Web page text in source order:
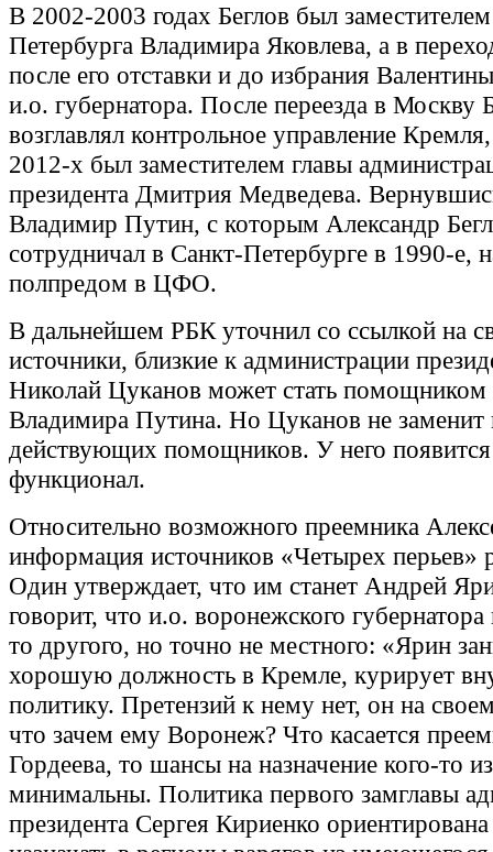
В 2002-2003 годах Беглов был
Петербурга Владимира Яковлева, а в
после его отставки и до избрания
и.о. губернатора. После переезда в Москву
возглавлял контрольное управление
2012-х был заместителем главы
президента Дмитрия Медведева.
Владимир Путин, с которым Александр
сотрудничал в Санкт-Петербурге в 1990-е,
полпредом в ЦФО.
В дальнейшем РБК уточнил со ссылкой на
источники, близкие к администрации
Николай Цуканов может стать помощником
Владимира Путина. Но Цуканов не заменит
действующих помощников. У него
функционал.
Относительно возможного преемника
информация источников «Четырех перьев»
Один утверждает, что им станет Андрей
говорит, что и.о. воронежского губернатора
то другого, но точно не местного: «Ярин
хорошую должность в Кремле, курирует
политику. Претензий к нему нет, он на
что зачем ему Воронеж? Что касается
Гордеева, то шансы на назначение кого-то
минимальны. Политика первого замглавы
президента Сергея Кириенко